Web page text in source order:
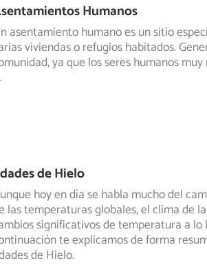
Humanos
asentamiento humano es un sitio
viviendas o refugios habitados.
ya que los seres humanos
de Hielo
hoy en día se habla mucho del
las temperaturas globales, el clima de
significativos de temperatura a lo
te explicamos de forma
de Hielo.